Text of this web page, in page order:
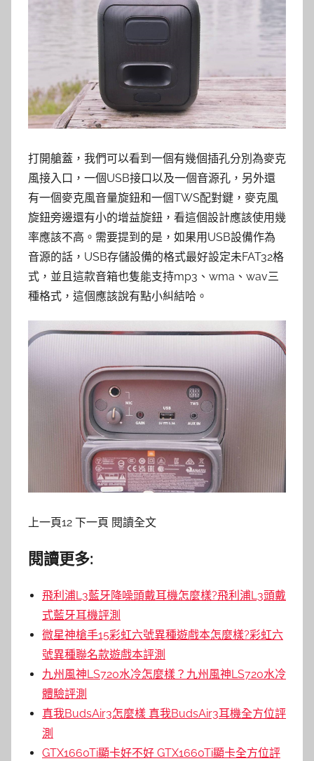
打開艙蓋，我們可以看到一個有幾個插孔分別為麥克
風接入口，一個USB接口以及一個音源孔，另外還
有一個麥克風音量旋鈕和一個TWS配對鍵，麥克風
旋鈕旁邊還有小的增益旋鈕，看這個設計應該使用幾
率應該不高。需要提到的是，如果用USB設備作為
音源的話，USB存儲設備的格式最好設定未FAT32格
式，並且這款音箱也隻能支持mp3、wma、wav三
種格式，這個應該說有點小糾結哈。
上一頁12 下一頁 閱讀全文
閱讀更多:
飛利浦L3藍牙降噪頭戴耳機怎麼樣?飛利浦L3頭戴
式藍牙耳機評測
微星神槍手15彩虹六號異種遊戲本怎麼樣?彩虹六
號異種聯名款遊戲本評測
九州風神LS720水冷怎麼樣？九州風神LS720水冷
體驗評測
真我BudsAir3怎麼樣 真我BudsAir3耳機全方位評
測
GTX1660Ti顯卡好不好 GTX1660Ti顯卡全方位評